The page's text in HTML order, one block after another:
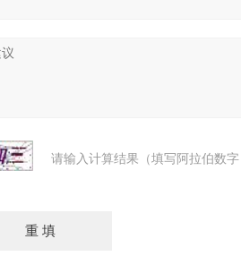
请输入计算结果（填写阿拉伯数